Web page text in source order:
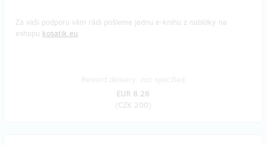
Za vaši podporu vám rádi pošleme jednu e-knihu z nabídky na
eshopu kosatik.eu.
EUR 8.26
(CZK 200)